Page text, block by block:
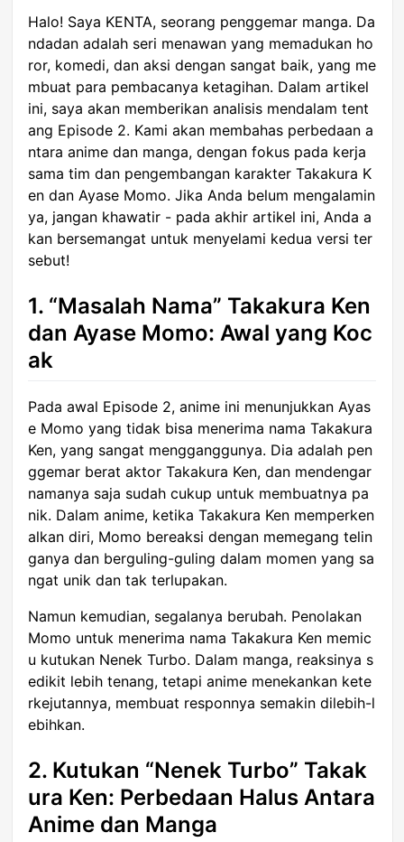
Halo! Saya KENTA, seorang penggemar manga. Da
ndadan adalah seri menawan yang memadukan ho
ror, komedi, dan aksi dengan sangat baik, yang me
mbuat para pembacanya ketagihan. Dalam artikel
ini, saya akan memberikan analisis mendalam tent
ang Episode 2. Kami akan membahas perbedaan a
ntara anime dan manga, dengan fokus pada kerja
sama tim dan pengembangan karakter Takakura K
en dan Ayase Momo. Jika Anda belum mengalamin
ya, jangan khawatir - pada akhir artikel ini, Anda a
kan bersemangat untuk menyelami kedua versi ter
sebut!
1. “Masalah Nama” Takakura Ken
dan Ayase Momo: Awal yang Koc
ak
Pada awal Episode 2, anime ini menunjukkan Ayas
e Momo yang tidak bisa menerima nama Takakura
Ken, yang sangat mengganggunya. Dia adalah pen
ggemar berat aktor Takakura Ken, dan mendengar
namanya saja sudah cukup untuk membuatnya pa
nik. Dalam anime, ketika Takakura Ken memperken
alkan diri, Momo bereaksi dengan memegang telin
ganya dan berguling-guling dalam momen yang sa
ngat unik dan tak terlupakan.
Namun kemudian, segalanya berubah. Penolakan
Momo untuk menerima nama Takakura Ken memic
u kutukan Nenek Turbo. Dalam manga, reaksinya s
edikit lebih tenang, tetapi anime menekankan kete
rkejutannya, membuat responnya semakin dilebih-l
ebihkan.
2. Kutukan “Nenek Turbo” Takak
ura Ken: Perbedaan Halus Antara
Anime dan Manga